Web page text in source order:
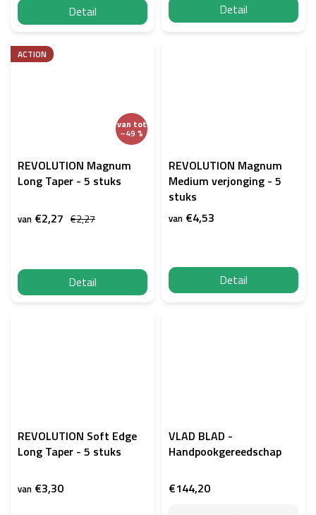
Detail Detail
ACTION
van tot
–49 %
REVOLUTION Magnum
Long Taper - 5 stuks
€2,27
van €2,27
Detail
REVOLUTION Magnum
Medium verjonging - 5
stuks
van €4,53
Detail
REVOLUTION Soft Edge
Long Taper - 5 stuks
van €3,30
VLAD BLAD -
Handpookgereedschap
€144,20